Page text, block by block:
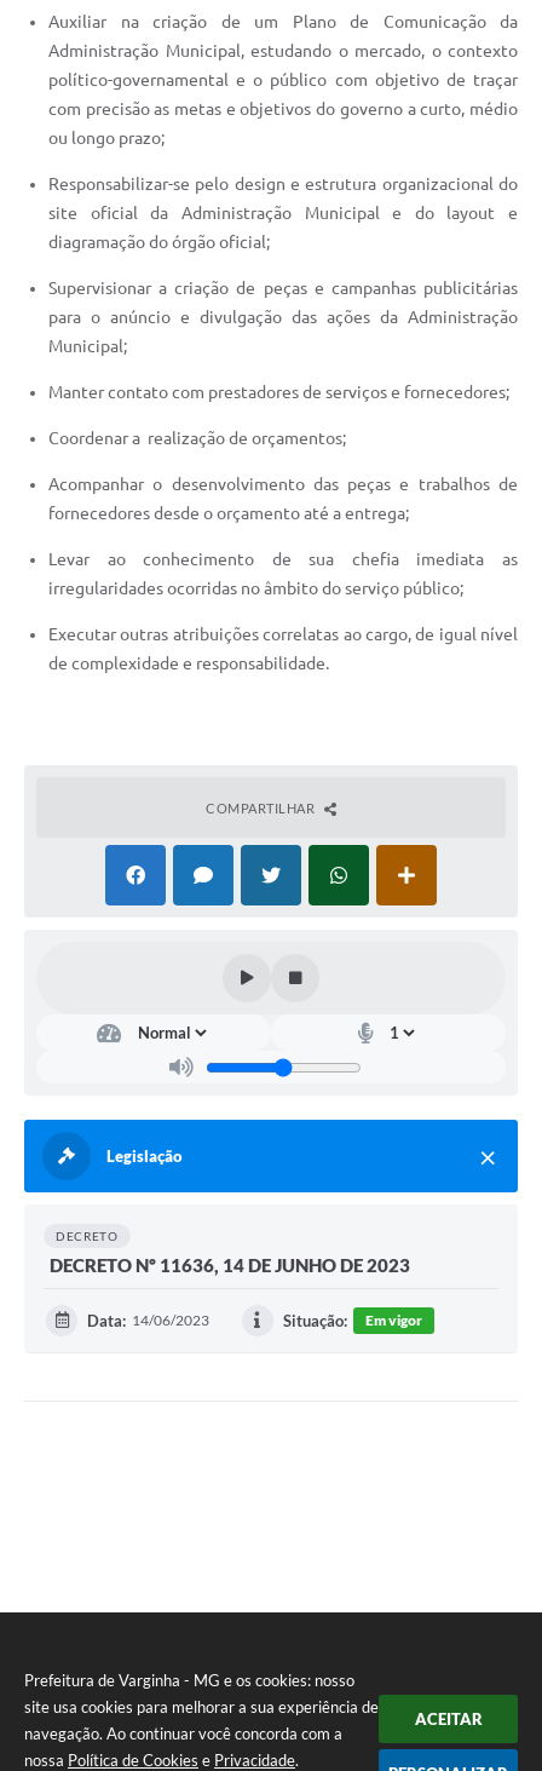
Prefeitura de Varginha - MG e os cookies: nosso
site usa cookies para melhorar a sua experiência de
navegação. Ao continuar você concorda com a
nossa Política de Cookies e Privacidade.
ACEITAR
Auxiliar na criação de um Plano de Comunicação da
Administração Municipal, estudando o mercado, o contexto
político-governamental e o público com objetivo de traçar
com precisão as metas e objetivos do governo a curto, médio
ou longo prazo;
Responsabilizar-se pelo design e estrutura organizacional do
site oficial da Administração Municipal e do layout e
diagramação do órgão oficial;
Supervisionar a criação de peças e campanhas publicitárias
para o anúncio e divulgação das ações da Administração
Municipal;
Manter contato com prestadores de serviços e fornecedores;
Coordenar a realização de orçamentos;
Acompanhar o desenvolvimento das peças e trabalhos de
fornecedores desde o orçamento até a entrega;
Levar ao conhecimento de sua chefia imediata as
irregularidades ocorridas no âmbito do serviço público;
Executar outras atribuições correlatas ao cargo, de igual nível
de complexidade e responsabilidade.
COMPARTILHAR
Legislação
DECRETO
DECRETO Nº 11636, 14 DE JUNHO DE 2023
Data: 14/06/2023 Situação: Em vigor